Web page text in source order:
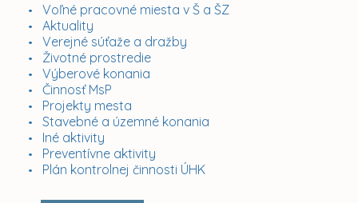
Voľné pracovné miesta v Š a ŠZ
Aktuality
Verejné súťaže a dražby
Životné prostredie
Výberové konania
Činnosť MsP
Projekty mesta
Stavebné a územné konania
Iné aktivity
Preventívne aktivity
Plán kontrolnej činnosti ÚHK